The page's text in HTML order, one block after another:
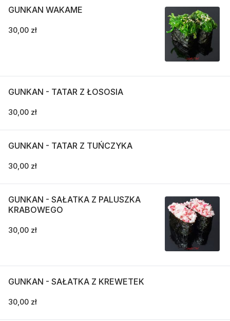
GUNKAN WAKAME
30,00 zł
GUNKAN - TATAR Z ŁOSOSIA
30,00 zł
GUNKAN - TATAR Z TUŃCZYKA
30,00 zł
GUNKAN - SAŁATKA Z PALUSZKA
KRABOWEGO
30,00 zł
GUNKAN - SAŁATKA Z KREWETEK
30,00 zł